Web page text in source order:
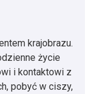
krajobrazu.
życie
i kontaktowi z
pobyć w ciszy,